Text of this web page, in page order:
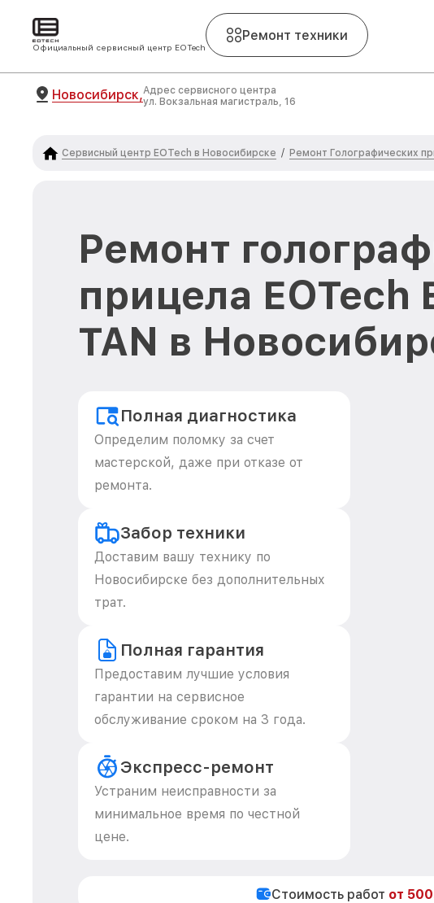
Официальный сервисный центр EOTech
Ремонт техники
Новосибирск,Адрес сервисного центра
ул. Вокзальная магистраль, 16
Сервисный центр EOTech в Новосибирске / Ремонт Голографических
Ремонт
прицела EOTech
TAN в
Полная диагностика
Определим поломку за счет
мастерской, даже при отказе от
ремонта.
Забор техники
Доставим вашу технику по
Новосибирске без дополнительных
трат.
Полная гарантия
Предоставим лучшие условия
гарантии на сервисное
обслуживание сроком на 3 года.
Экспресс-ремонт
Устраним неисправности за
минимальное время по честной
цене.
Стоимость работ от